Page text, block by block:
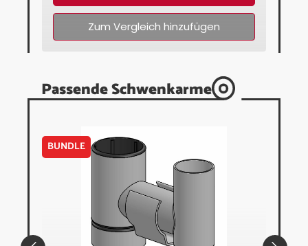
Zum Vergleich hinzufügen
Passende Schwenkarme
BUNDLE